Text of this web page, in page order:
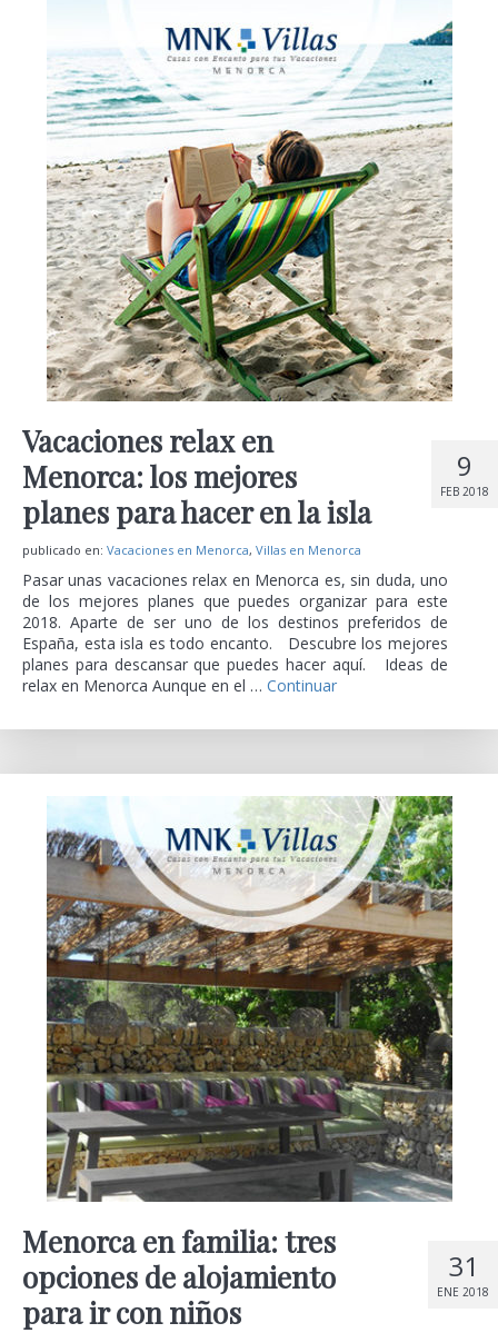
9
FEB 2018
Vacaciones relax en
Menorca: los mejores
planes para hacer en la isla
publicado en: Vacaciones en Menorca, Villas en Menorca
Pasar unas vacaciones relax en Menorca es, sin duda, uno
de los mejores planes que puedes organizar para este
2018. Aparte de ser uno de los destinos preferidos de
España, esta isla es todo encanto. Descubre los mejores
planes para descansar que puedes hacer aquí. Ideas de
relax en Menorca Aunque en el … Continuar
31
ENE 2018
Menorca en familia: tres
opciones de alojamiento
para ir con niños